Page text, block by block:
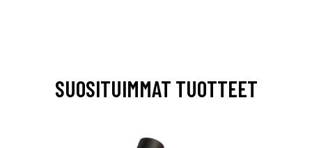
SUOSITUIMMAT TUOTTEET